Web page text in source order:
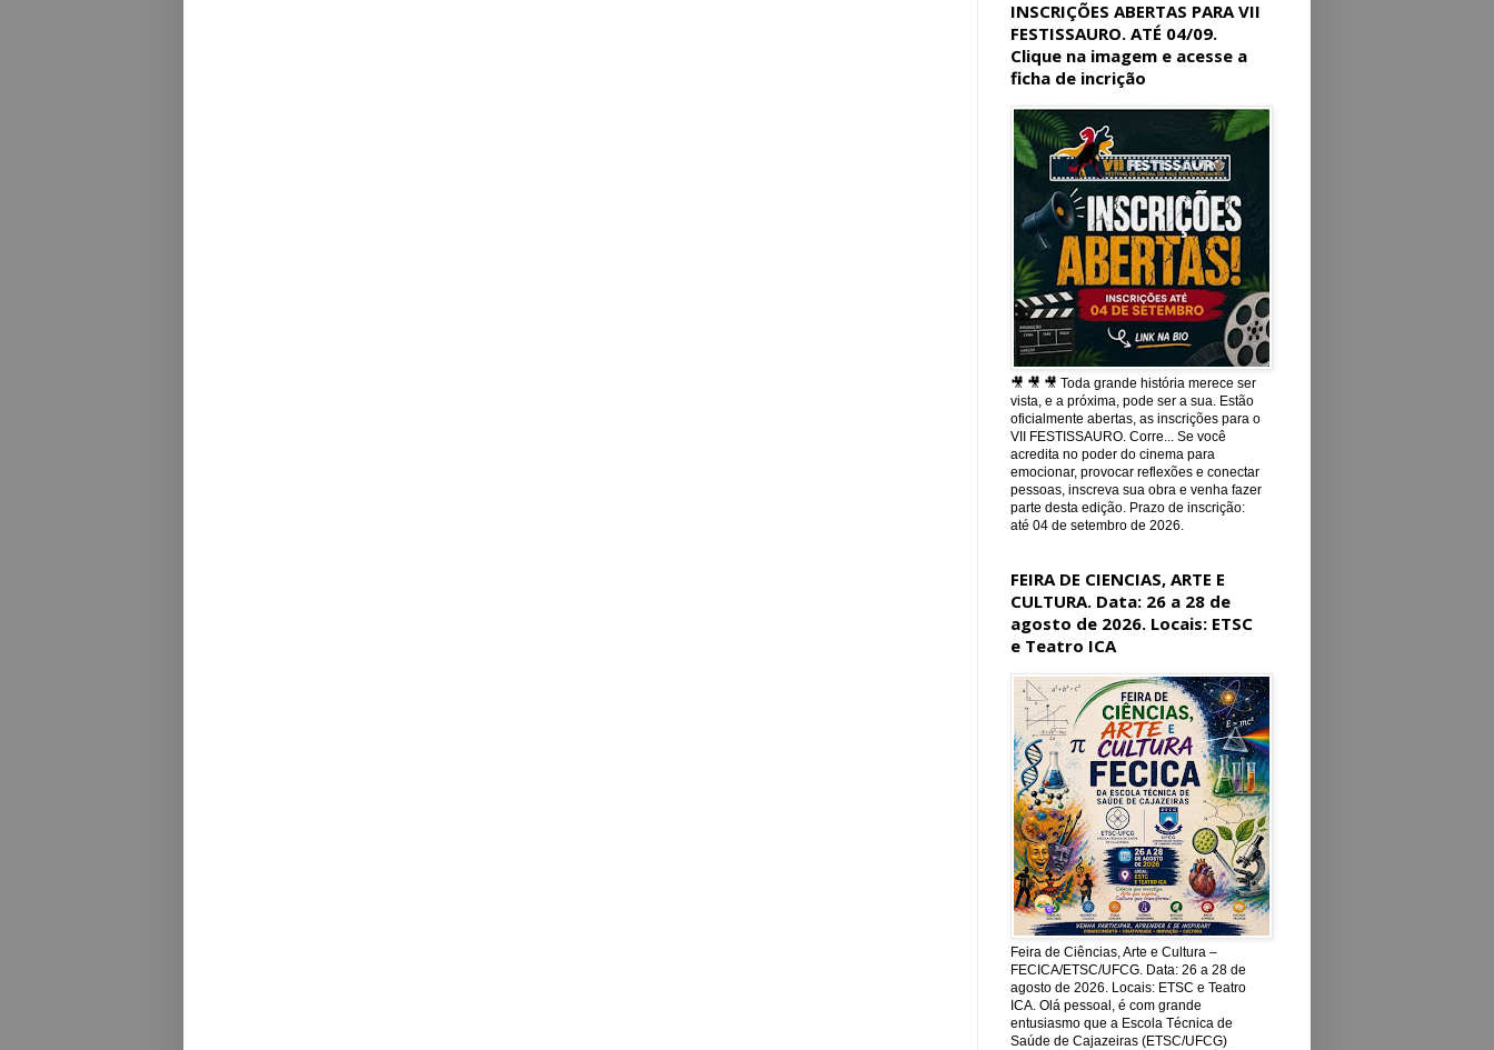
INSCRIÇÕES ABERTAS PARA VII
FESTISSAURO. ATÉ 04/09.
Clique na imagem e acesse a
ficha de incrição
🎥 🎥 🎥 Toda grande história merece ser
vista, e a próxima, pode ser a sua. Estão
oficialmente abertas, as inscrições para o
VII FESTISSAURO. Corre... Se você
acredita no poder do cinema para
emocionar, provocar reflexões e conectar
pessoas, inscreva sua obra e venha fazer
parte desta edição. Prazo de inscrição:
até 04 de setembro de 2026.
FEIRA DE CIENCIAS, ARTE E
CULTURA. Data: 26 a 28 de
agosto de 2026. Locais: ETSC
e Teatro ICA
Feira de Ciências, Arte e Cultura –
FECICA/ETSC/UFCG. Data: 26 a 28 de
agosto de 2026. Locais: ETSC e Teatro
ICA. Olá pessoal, é com grande
entusiasmo que a Escola Técnica de
Saúde de Cajazeiras (ETSC/UFCG)